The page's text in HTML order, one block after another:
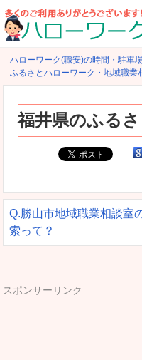
ハローワーク(職安)の時間・駐車
ふるさとハローワーク・地域職業
福井県のふる
Q.勝山市地域職業相談室
索って？
スポンサーリンク